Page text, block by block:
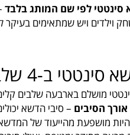
לפי שם המותג בלבד
וילדים ויש שמתאימים בעיקר
ב-4 שלבים פשוטים
מושלם בארבעה שלבים
– סיבי הדשא